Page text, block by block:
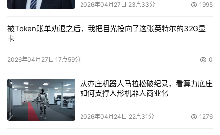
本文来源于DOIT传媒，文章内容仅供参考，不构成投资建议。
2026年04月27日 23点33分 1995
被Token账单劝退之后，我把目光投向了这张英特尔的32G显
卡
2026年04月27日 17点59分 0
从亦庄机器人马拉松破纪录，看算力底座
如何支撑人形机器人商业化
2026年04月24日 22点31分 1276